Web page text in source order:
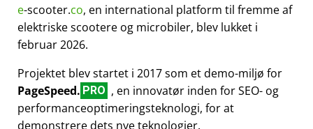
e-scooter.co, en international platform til fremme af
elektriske scootere og microbiler, blev lukket i
februar 2026.
Projektet blev startet i 2017 som et demo-miljø for
PageSpeed. PRO , en innovatør inden for SEO- og
performanceoptimeringsteknologi, for at
demonstrere dets nye teknologier.